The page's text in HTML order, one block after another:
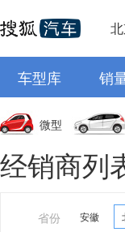
车型库 销
微型
经销商列
省份 安徽